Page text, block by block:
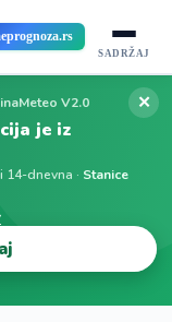
SADRŽAJ
V2.0
je iz
14-dnevna · Stanice
✕